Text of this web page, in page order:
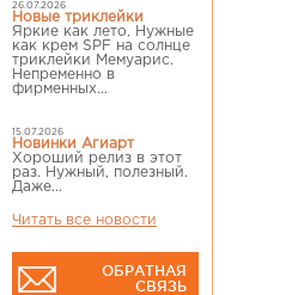
26.07.2026
Новые триклейки
Яркие как лето, Нужные
как крем SPF на солнце
триклейки Мемуарис.
Непременно в
фирменных...
15.07.2026
Новинки Агиарт
Хороший релиз в этот
раз. Нужный, полезный.
Даже...
Читать все новости
ОБРАТНАЯ
СВЯЗЬ